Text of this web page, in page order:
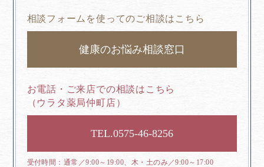
相談フォームを使ってのご相談はこちら
健康のお悩み相談窓口
お電話・ご来店での相談はこちら
（ウラタ薬局仲町店）
0575-46-8256
通常／9:00～19:00、木・土のみ／9:00～17:00